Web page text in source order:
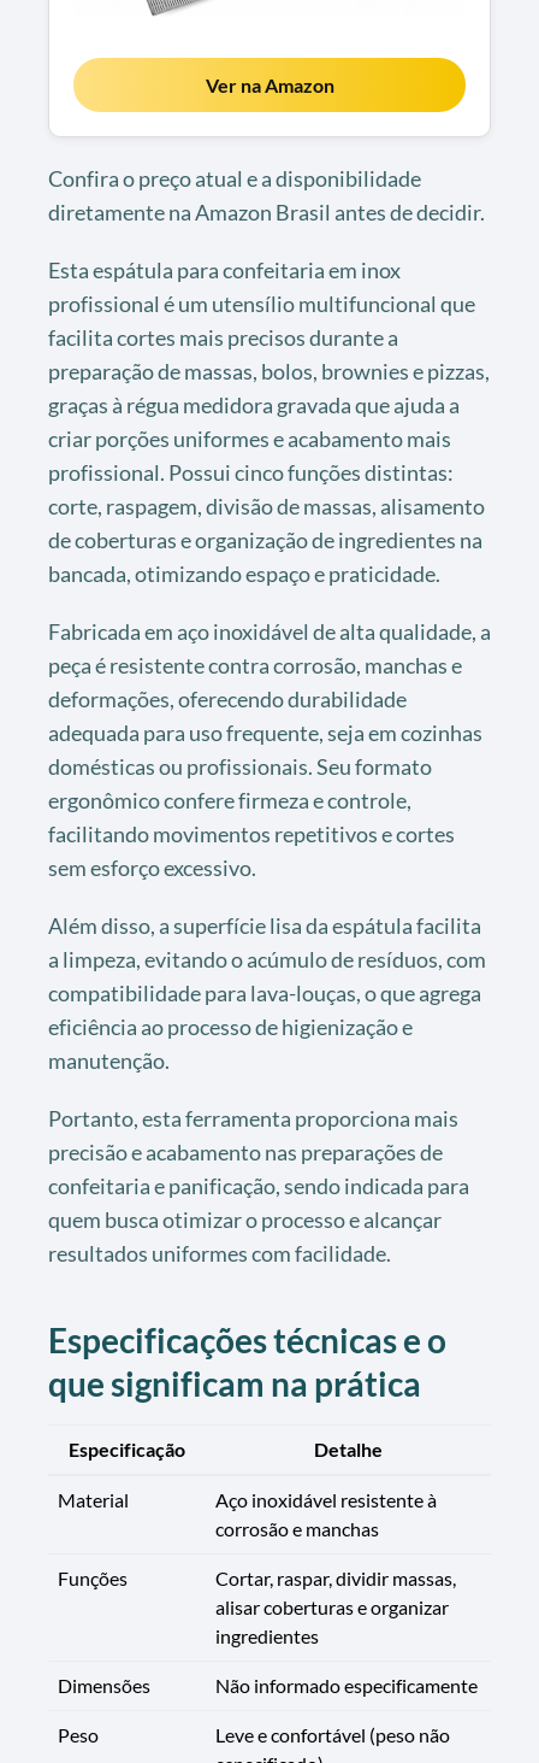
Ver na Amazon
Confira o preço atual e a disponibilidade
diretamente na Amazon Brasil antes de decidir.
Esta espátula para confeitaria em inox
profissional é um utensílio multifuncional que
facilita cortes mais precisos durante a
preparação de massas, bolos, brownies e pizzas,
graças à régua medidora gravada que ajuda a
criar porções uniformes e acabamento mais
profissional. Possui cinco funções distintas:
corte, raspagem, divisão de massas, alisamento
de coberturas e organização de ingredientes na
bancada, otimizando espaço e praticidade.
Fabricada em aço inoxidável de alta qualidade, a
peça é resistente contra corrosão, manchas e
deformações, oferecendo durabilidade
adequada para uso frequente, seja em cozinhas
domésticas ou profissionais. Seu formato
ergonômico confere firmeza e controle,
facilitando movimentos repetitivos e cortes
sem esforço excessivo.
Além disso, a superfície lisa da espátula facilita
a limpeza, evitando o acúmulo de resíduos, com
compatibilidade para lava-louças, o que agrega
eficiência ao processo de higienização e
manutenção.
Portanto, esta ferramenta proporciona mais
precisão e acabamento nas preparações de
confeitaria e panificação, sendo indicada para
quem busca otimizar o processo e alcançar
resultados uniformes com facilidade.
Especificações técnicas e o
que significam na prática
Especificação Detalhe
Material
Aço inoxidável resistente à
corrosão e manchas
Funções
Cortar, raspar, dividir massas,
alisar coberturas e organizar
ingredientes
Dimensões Não informado especificamente
Peso
Leve e confortável (peso não